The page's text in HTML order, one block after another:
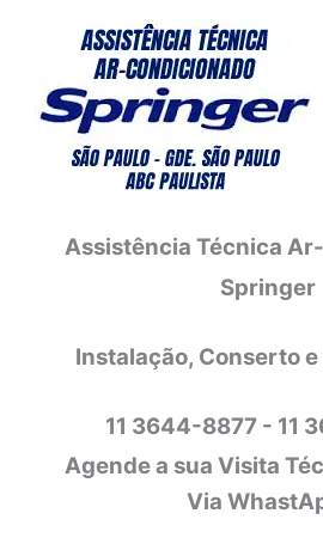
conteúdo
Assistência Técnica
Springer
Instalação, Conserto
11 3644-8877 - 11
Agende a sua Visita
Via